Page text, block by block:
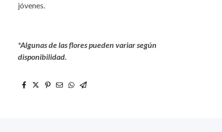
jóvenes.
*Algunas de las flores pueden variar según
disponibilidad.